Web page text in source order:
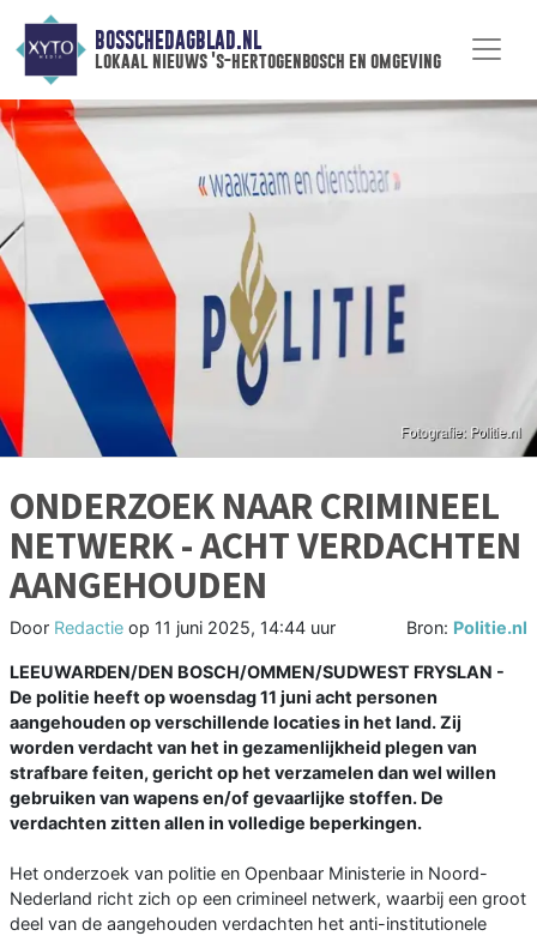
BOSSCHEDAGBLAD.NL
lokaal nieuws 's-hertogenbosch en omgeving
ONDERZOEK NAAR CRIMINEEL
NETWERK - ACHT VERDACHTEN
AANGEHOUDEN
Door Redactie op 11 juni 2025, 14:44 uur Bron: Politie.nl
LEEUWARDEN/DEN BOSCH/OMMEN/SUDWEST FRYSLAN -
De politie heeft op woensdag 11 juni acht personen
aangehouden op verschillende locaties in het land. Zij
worden verdacht van het in gezamenlijkheid plegen van
strafbare feiten, gericht op het verzamelen dan wel willen
gebruiken van wapens en/of gevaarlijke stoffen. De
verdachten zitten allen in volledige beperkingen.
Het onderzoek van politie en Openbaar Ministerie in Noord-
Nederland richt zich op een crimineel netwerk, waarbij een groot
deel van de aangehouden verdachten het anti-institutionele